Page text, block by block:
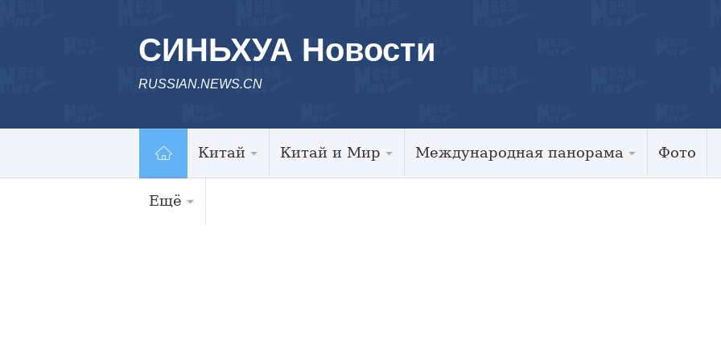
СИНЬХУА Новости
RUSSIAN.NEWS.CN
Китай Китай и Мир Международная панорама Фото
Ещё